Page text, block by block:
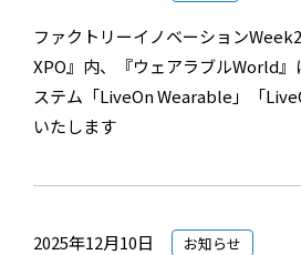
ファクトリーイノベーション
XPO』内、『ウェアラブルWorld』
ステム「LiveOn Wearable」「
いたします
2025年12月10日 お知らせ